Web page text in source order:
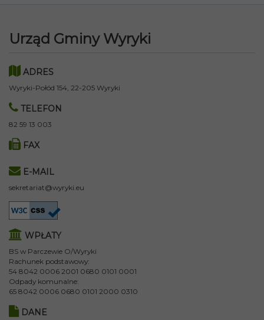
Urząd Gminy Wyryki
ADRES
Wyryki-Połód 154, 22-205 Wyryki
TELEFON
82 59 13 003
FAX
E-MAIL
sekretariat@wyryki.eu
WPŁATY
BS w Parczewie O/Wyryki
Rachunek podstawowy:
54 8042 0006 2001 0680 0101 0001
Odpady komunalne:
65 8042 0006 0680 0101 2000 0310
DANE